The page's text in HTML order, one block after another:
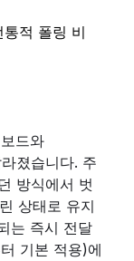
적 폴링 비
드와
졌습니다. 주
방식에서 벗
상태로 유지
는 즉시 전달
기본 적용)에